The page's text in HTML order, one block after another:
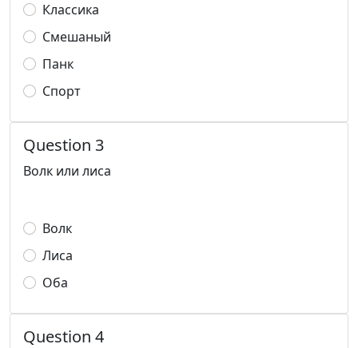
Классика
Смешаный
Панк
Спорт
Question 3
Волк или лиса
Волк
Лиса
Оба
Question 4